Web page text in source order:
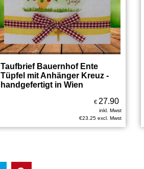
Taufbrief Bauernhof Ente
Tüpfel mit Anhänger Kreuz -
handgefertigt in Wien
€ 27.90
inkl. Mwst
€23.25 excl. Mwst